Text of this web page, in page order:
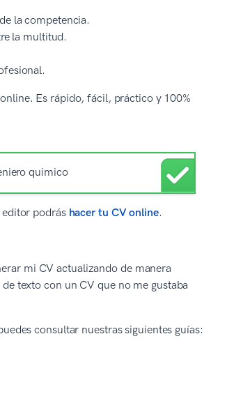
la competencia.
la multitud.
Es rápido, fácil, práctico y 100%
podrás hacer tu CV online.
mi CV actualizando de manera
texto con un CV que no me gustaba
consultar nuestras siguientes guías: